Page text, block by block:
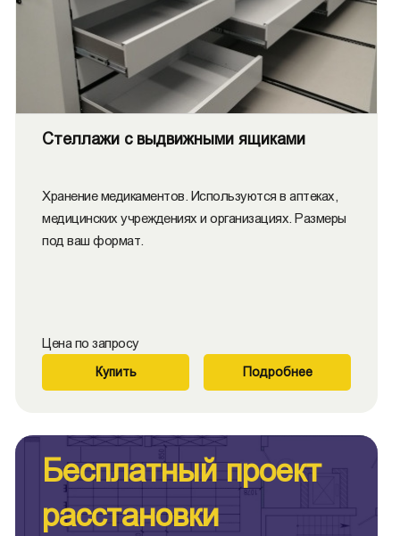
Стеллажи с выдвижными ящиками
Хранение медикаментов. Используются в аптеках,
медицинских учреждениях и организациях. Размеры
под ваш формат.
Цена по запросу
Купить Подробнее
Бесплатный проект
расстановки